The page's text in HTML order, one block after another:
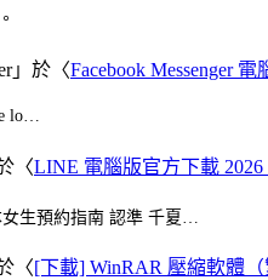
」於〈Facebook Messenger
lo…
〈LINE 電腦版官方下載 2026
生預約指南 認準 千夏…
〈[下載] WinRAR 壓縮軟體（